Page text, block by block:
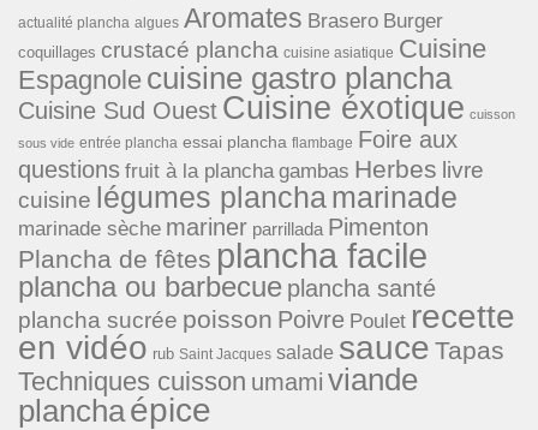
actualité plancha algues Aromates Brasero Burger
coquillages crustacé plancha cuisine asiatique Cuisine
Espagnole cuisine gastro plancha
Cuisine Sud Ouest Cuisine éxotique cuisson
sous vide entrée plancha essai plancha flambage Foire aux
questions fruit à la plancha gambas Herbes livre
cuisine légumes planchamarinade
marinade sèche mariner parrillada Pimenton
Plancha de fêtes plancha facile
plancha ou barbecue plancha santé
plancha sucrée poisson Poivre Poulet recette
en vidéo rub Saint Jacques salade sauce Tapas
Techniques cuisson umami viande
planchaépice